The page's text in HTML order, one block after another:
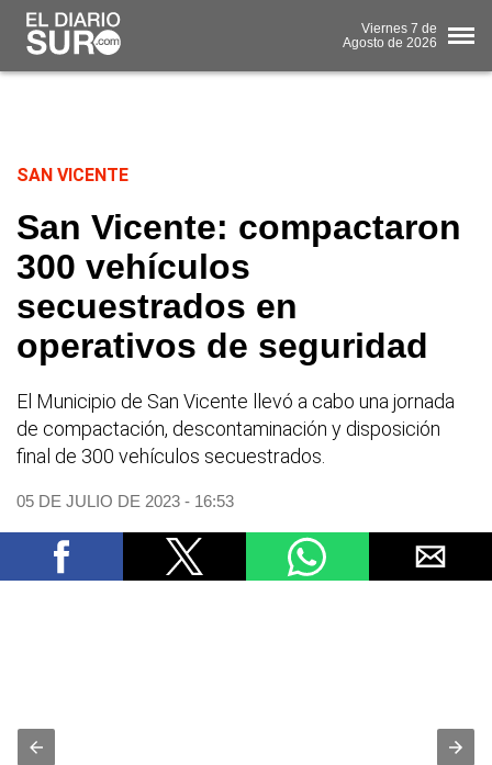
Viernes 7 de
Agosto de 2026
SAN VICENTE
San Vicente: compactaron
300 vehículos
secuestrados en
operativos de seguridad
El Municipio de San Vicente llevó a cabo una jornada
de compactación, descontaminación y disposición
final de 300 vehículos secuestrados.
05 DE JULIO DE 2023 - 16:53